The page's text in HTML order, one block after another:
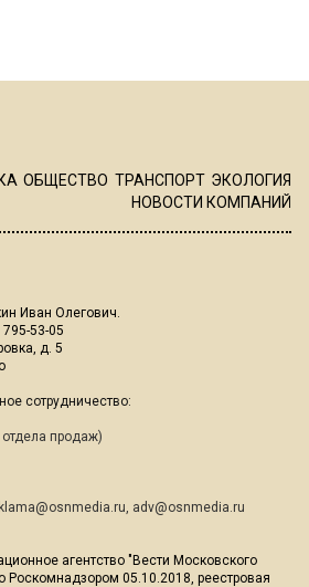
ОБЩЕСТВО ТРАНСПОРТ ЭКОЛОГИЯ
НОВОСТИ КОМПАНИЙ
Иван Олегович.
53-05
д. 5
сотрудничество:
отдела продаж)
, adv@osnmedia.ru
агентство "Вести Московского
Роскомнадзором 05.10.2018, реестровая